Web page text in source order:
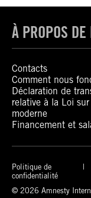
À PROPOS DE
Contacts
Comment nous
Déclaration de
relative à la Loi sur
moderne
Financement et
Politique de
confidentialité
© 2026 Amnesty